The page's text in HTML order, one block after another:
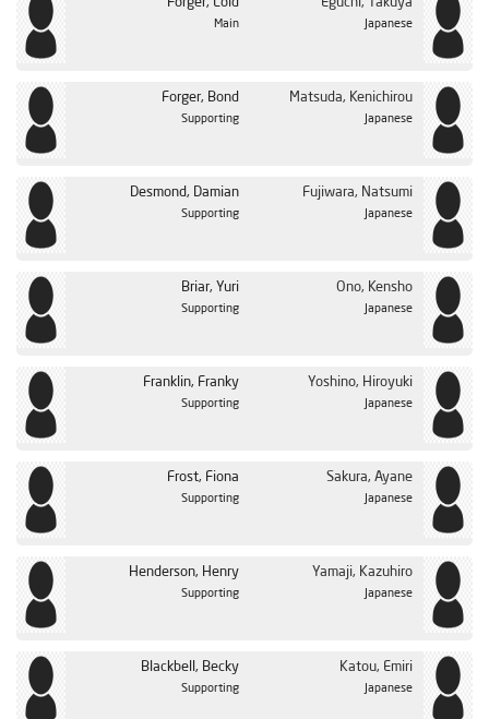
Main Japanese
Forger, Bond
Supporting
Matsuda, Kenichirou
Japanese
Desmond, Damian
Supporting
Fujiwara, Natsumi
Japanese
Briar, Yuri
Supporting
Ono, Kensho
Japanese
Franklin, Franky
Supporting
Yoshino, Hiroyuki
Japanese
Frost, Fiona
Supporting
Sakura, Ayane
Japanese
Henderson, Henry
Supporting
Yamaji, Kazuhiro
Japanese
Blackbell, Becky
Supporting
Katou, Emiri
Japanese